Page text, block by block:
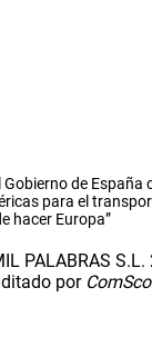
de
para el
hacer Europa”
PALABRAS S.L.
por